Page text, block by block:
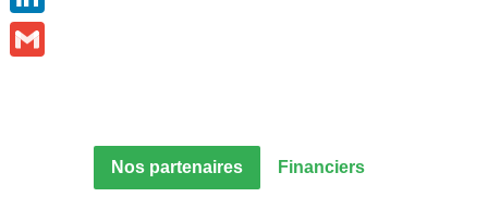
Nos partenaires Financiers